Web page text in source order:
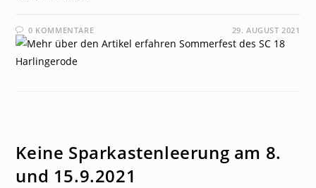
0 KOMMENTARE 29. AUGUST 2021
Keine Sparkastenleerung am 8.
und 15.9.2021